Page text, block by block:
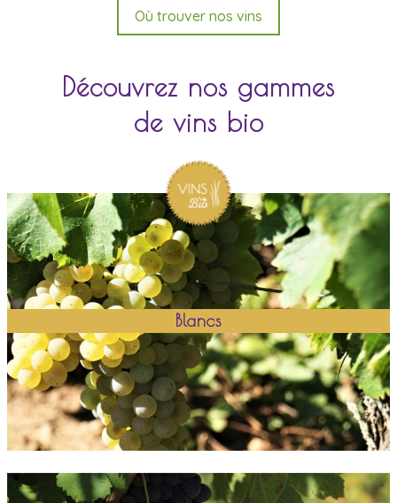
Où trouver nos vins
Découvrez nos gammes
de vins bio
Blancs